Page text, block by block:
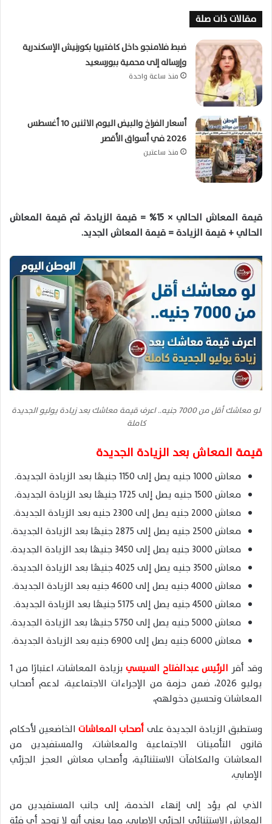
مقالات ذات صلة
ضبط فلامنجو داخل كافتيريا بكورنيش الإسكندرية
وإرساله إلى محمية ببورسعيد
منذ ساعة واحدة
أسعار الفراخ والبيض اليوم الاثنين 10 أغسطس
2026 في أسواق الأقصر
منذ ساعتين
قيمة المعاش الحالي × 15% = قيمة الزيادة، ثم قيمة المعاش
الحالي + قيمة الزيادة = قيمة المعاش الجديد.
لو معاشك أقل من 7000 جنيه.. اعرف قيمة معاشك بعد زيادة يوليو الجديدة
كاملة
قيمة المعاش بعد الزيادة الجديدة
معاش 1000 جنيه يصل إلى 1150 جنيهًا بعد الزيادة الجديدة.
معاش 1500 جنيه يصل إلى 1725 جنيهًا بعد الزيادة الجديدة.
معاش 2000 جنيه يصل إلى 2300 جنيه بعد الزيادة الجديدة.
معاش 2500 جنيه يصل إلى 2875 جنيهًا بعد الزيادة الجديدة.
معاش 3000 جنيه يصل إلى 3450 جنيهًا بعد الزيادة الجديدة.
معاش 3500 جنيه يصل إلى 4025 جنيهًا بعد الزيادة الجديدة.
معاش 4000 جنيه يصل إلى 4600 جنيه بعد الزيادة الجديدة.
معاش 4500 جنيه يصل إلى 5175 جنيهًا بعد الزيادة الجديدة.
معاش 5000 جنيه يصل إلى 5750 جنيهًا بعد الزيادة الجديدة.
معاش 6000 جنيه يصل إلى 6900 جنيه بعد الزيادة الجديدة.
وقد أقر الرئيس عبدالفتاح السيسي
بزيادة المعاشات، اعتبارًا من 1
يوليو 2026، ضمن حزمة من الإجراءات الاجتماعية، لدعم أصحاب
المعاشات وتحسين دخولهم،
وستطبق الزيادة الجديدة على أصحاب المعاشات الخاضعين لأحكام
قانون التأمينات الاجتماعية والمعاشات، والمستفيدين من
المعاشات والمكافآت الاستثنائية، وأصحاب معاش العجز الجزئي
الإصابي،
الذي لم يؤد إلى إنهاء الخدمة، إلى جانب المستفيدين من
المعاش الاستثنائي الجزئي الإصابي، مما يعني أنه لا توجد أي فئة